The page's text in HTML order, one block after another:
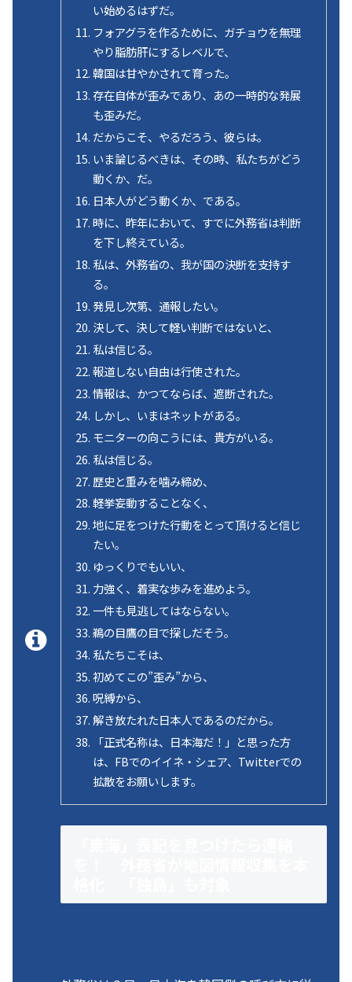
い始めるはずだ。
フォアグラを作るために、ガチョウを無理
やり脂肪肝にするレベルで、
韓国は甘やかされて育った。
存在自体が歪みであり、あの一時的な発展
も歪みだ。
だからこそ、やるだろう、彼らは。
いま論じるべきは、その時、私たちがどう
動くか、だ。
日本人がどう動くか、である。
時に、昨年において、すでに外務省は判断
を下し終えている。
私は、外務省の、我が国の決断を支持す
る。
発見し次第、通報したい。
決して、決して軽い判断ではないと、
私は信じる。
報道しない自由は行使された。
情報は、かつてならば、遮断された。
しかし、いまはネットがある。
モニターの向こうには、貴方がいる。
私は信じる。
歴史と重みを噛み締め、
軽挙妄動することなく、
地に足をつけた行動をとって頂けると信じ
たい。
ゆっくりでもいい、
力強く、着実な歩みを進めよう。
一件も見逃してはならない。
鵜の目鷹の目で探しだそう。
私たちこそは、
初めてこの”歪み”から、
呪縛から、
解き放たれた日本人であるのだから。
「正式名称は、日本海だ！」と思った方
は、FBでのイイネ・シェア、Twitterでの
拡散をお願いします。